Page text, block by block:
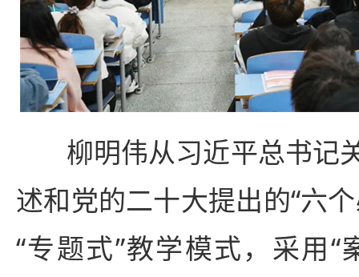
柳明伟从习近平总书记
述和党的二十大提出的“六
“专题式”教学模式，采用“